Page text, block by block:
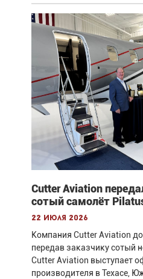
Cutter Aviation
сотый самолёт
22 июля 2026
Компания Cutter Aviation
передав заказчику сотый
Cutter Aviation выступает
производителя в Техасе,